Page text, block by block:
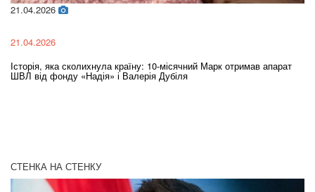
21.04.2026
21.04.2026
Історія, яка сколихнула країну: 10-місячний Марк отримав апарат
ШВЛ від фонду «Надія» і Валерія Дубіля
СТЕНКА НА СТЕНКУ